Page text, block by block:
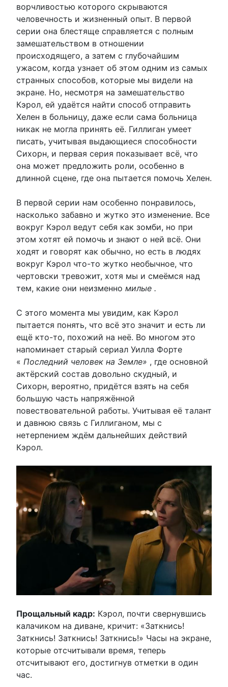
ворчливостью которого скрываются
человечность и жизненный опыт. В первой
серии она блестяще справляется с полным
замешательством в отношении
происходящего, а затем с глубочайшим
ужасом, когда узнает об этом одним из самых
странных способов, которые мы видели на
экране. Но, несмотря на замешательство
Кэрол, ей удаётся найти способ отправить
Хелен в больницу, даже если сама больница
никак не могла принять её. Гиллиган умеет
писать, учитывая выдающиеся способности
Сихорн, и первая серия показывает всё, что
она может предложить роли, особенно в
длинной сцене, где она пытается помочь Хелен.
В первой серии нам особенно понравилось,
насколько забавно и жутко это изменение. Все
вокруг Кэрол ведут себя как зомби, но при
этом хотят ей помочь и знают о ней всё. Они
ходят и говорят как обычно, но есть в людях
вокруг Кэрол что-то жутко необычное, что
чертовски тревожит, хотя мы и смеёмся над
тем, какие они неизменно милые .
С этого момента мы увидим, как Кэрол
пытается понять, что всё это значит и есть ли
ещё кто-то, похожий на неё. Во многом это
напоминает старый сериал Уилла Форте
« Последний человек на Земле» , где основной
актёрский состав довольно скудный, и
Сихорн, вероятно, придётся взять на себя
большую часть напряжённой
повествовательной работы. Учитывая её талант
и давнюю связь с Гиллиганом, мы с
нетерпением ждём дальнейших действий
Кэрол.
Прощальный кадр: Кэрол, почти свернувшись
калачиком на диване, кричит: «Заткнись!
Заткнись! Заткнись! Заткнись!» Часы на экране,
которые отсчитывали время, теперь
отсчитывают его, достигнув отметки в один
час.